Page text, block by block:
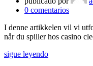
0 comentarios
I denne artikkelen vil vi
når du spiller hos casino
sigue leyendo